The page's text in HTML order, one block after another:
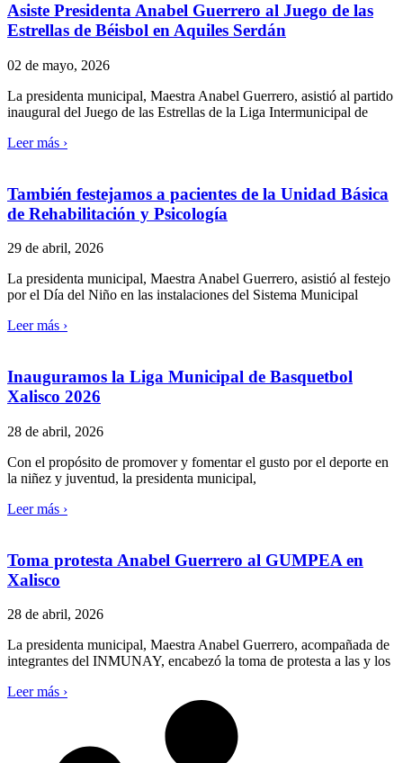
Asiste Presidenta Anabel Guerrero al Juego de las
Estrellas de Béisbol en Aquiles Serdán
02 de mayo, 2026
La presidenta municipal, Maestra Anabel Guerrero, asistió al partido
inaugural del Juego de las Estrellas de la Liga Intermunicipal de
Leer más ›
También festejamos a pacientes de la Unidad Básica
de Rehabilitación y Psicología
29 de abril, 2026
La presidenta municipal, Maestra Anabel Guerrero, asistió al festejo
por el Día del Niño en las instalaciones del Sistema Municipal
Leer más ›
Inauguramos la Liga Municipal de Basquetbol
Xalisco 2026
28 de abril, 2026
Con el propósito de promover y fomentar el gusto por el deporte en
la niñez y juventud, la presidenta municipal,
Leer más ›
Toma protesta Anabel Guerrero al GUMPEA en
Xalisco
28 de abril, 2026
La presidenta municipal, Maestra Anabel Guerrero, acompañada de
integrantes del INMUNAY, encabezó la toma de protesta a las y los
Leer más ›